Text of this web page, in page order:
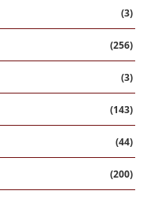
(3)
(256)
(3)
(143)
(44)
(200)